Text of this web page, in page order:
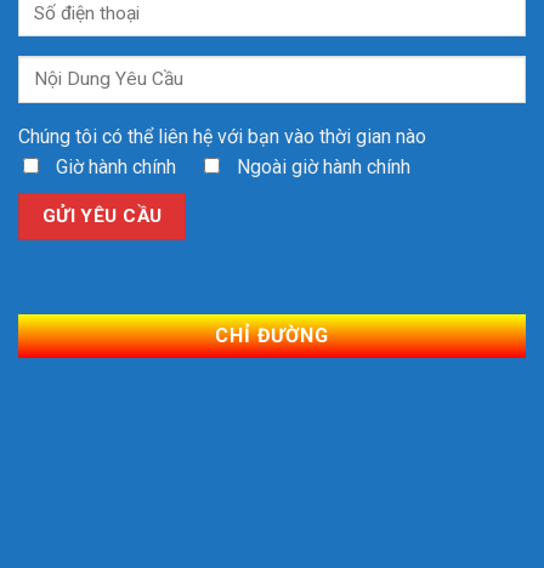
Chúng tôi có thể liên hệ với bạn vào thời gian nào
Giờ hành chính
Ngoài giờ hành chính
CHỈ ĐƯỜNG